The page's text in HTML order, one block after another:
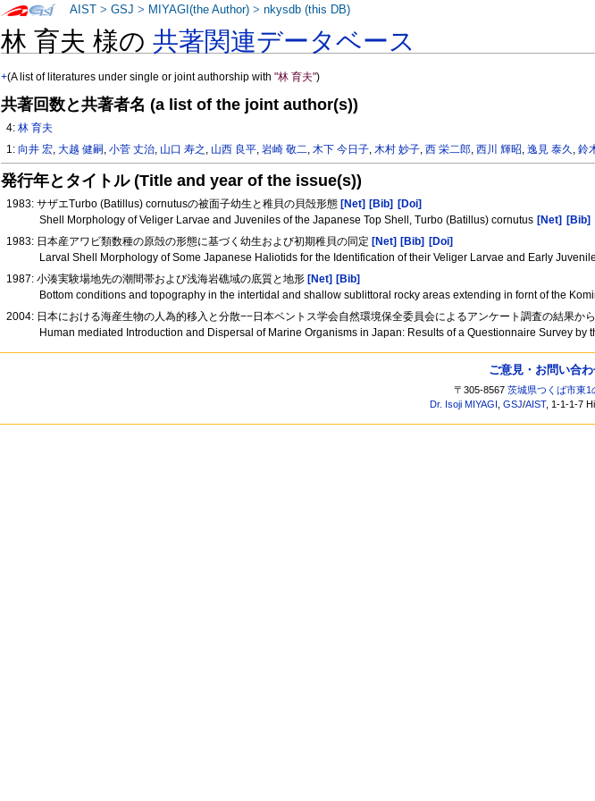
林 育夫 様の共著関連データベース
+(A list of literatures under single or joint authorship with"林 育夫")
共著回数と共著者名 (a list of the joint author(s))
4:林 育夫
1:向井 宏,大越 健嗣 ,小菅 丈治, 山口 寿之 , 山西 良平,岩崎 敬二,木下 今日子,木村 妙子,西 栄二郎,西川 輝昭,逸見 泰久 ,鈴
発行年とタイトル (Title and year of the issue(s))
1983: サザエTurbo (Batillus) cornutusの被面子幼生と稚貝の貝殻形態 [Net] [Bib]
[Doi]
Shell Morphology of Veliger Larvae and Juveniles of the Japanese Top Shell, Turbo (Batillus) cornutus [Net] [Bib]
1983: 日本産アワビ類数種の原殻の形態に基づく幼生および初期稚貝の同定 [Net] [Bib]
[Doi]
Larval Shell Morphology of Some Japanese Haliotids for the Identification of their Veliger Larvae and Early
1987: 小湊実験場地先の潮間帯および浅海岩礁域の底質と地形 [Net] [Bib]
Bottom conditions and topography in the intertidal and shallow sublittoral rocky areas extending in fornt of the
2004: 日本における海産生物の人為的移入と分散−−日本ベントス学会自然環境保全委員会によるアンケート調査の結果か
Human mediated Introduction and Dispersal of Marine Organisms in Japan: Results of a Questionnaire Survey
AIST >GSJ > MIYAGI(the Author) >nkysdb (this DB)
ご意見・お問い合
〒305-8567茨城県つくば市東1
Dr. Isoji MIYAGI
,GSJ/AIST, 1-1-1-7